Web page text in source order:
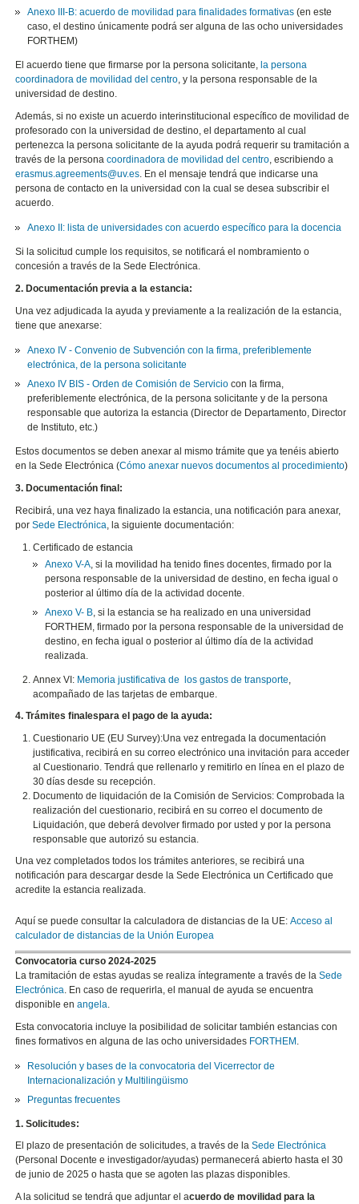
Anexo III-B: acuerdo de movilidad para finalidades formativas (en este
caso, el destino únicamente podrá ser alguna de las ocho universidades
FORTHEM)
El acuerdo tiene que firmarse por la persona solicitante, la persona
coordinadora de movilidad del centro, y la persona responsable de la
universidad de destino.
Además, si no existe un acuerdo interinstitucional específico de movilidad de
profesorado con la universidad de destino, el departamento al cual
pertenezca la persona solicitante de la ayuda podrá requerir su tramitación a
través de la personacoordinadora de movilidad del centro, escribiendo a
erasmus.agreements@uv.es. En el mensaje tendrá que indicarse una
persona de contacto en la universidad con la cual se desea subscribir el
acuerdo.
Anexo II: lista de universidades con acuerdo específico para la docencia
Si la solicitud cumple los requisitos, se notificará el nombramiento o
concesión a través de la Sede Electrónica.
2. Documentación previa a la estancia:
Una vez adjudicada la ayuda y previamente a la realización de la estancia,
tiene que anexarse:
Anexo IV - Convenio de Subvención con la firma, preferiblemente
electrónica, de la persona solicitante
Anexo IV BIS - Orden de Comisión de Servicio con la firma,
preferiblemente electrónica, de la persona solicitante y de la persona
responsable que autoriza la estancia(Director de Departamento, Director
de Instituto, etc.)
Estos documentos se deben anexar al mismo trámite que ya tenéis abierto
en la Sede Electrónica (Cómo anexar nuevos documentos al procedimiento)
3. Documentación final:
Recibirá, una vez haya finalizado la estancia, una notificación para anexar,
porSede Electrónica, la siguiente documentación:
Certificado de estancia
Anexo V-A , si la movilidad ha tenido fines docentes, firmado por la
persona responsable de la universidad de destino, en fecha igual o
posterior al último día de la actividad docente.
Anexo V- B , si la estancia se ha realizado en una universidad
FORTHEM, firmado por la persona responsable de la universidad de
destino, en fecha igual o posterior al último día de la actividad
realizada.
Annex VI: Memoria justificativa de los gastos de transporte
acompañado de las tarjetas de embarque.
4.Trámites finalespara el pago de la ayuda:
Cuestionario UE (EU Survey):Una vez entregada la documentación
justificativa, recibirá en su correo electrónico una invitación para acceder
al Cuestionario. Tendrá que rellenarlo y remitirlo en línea en el plazo de
30 días desde su recepción.
Documento de liquidación de la Comisión de Servicios: Comprobada la
realización del cuestionario, recibirá en su correo el documento de
Liquidación, que deberá devolver firmado por usted y por la persona
responsable que autorizó su estancia.
Una vez completados todos los trámites anteriores, se recibirá una
notificación para descargar desde la Sede Electrónica un Certificado que
acredite la estancia realizada.
Aquí se puede consultar la calculadora de distancias de la UE:Acceso al
calculador de distancias de la Unión Europea
Convocatoria curso 2024-2025
La tramitación de estas ayudas se realiza íntegramente a través de laSede
Electrónica . En caso de requerirla, el manual de ayuda se encuentra
disponible enangela
Esta convocatoria incluye la posibilidad de solicitar también estancias con
fines formativos en alguna de las ocho universidades FORTHEM
Resolución y bases de la convocatoria del Vicerrector de
Internacionalización y Multilingüismo
Preguntas frecuentes
1. Solicitudes:
El plazo de presentación de solicitudes, a través de laSede Electrónica
(Personal Docente e investigador/ayudas) permanecerá abierto hasta el 30
de junio de 2025 o hasta que se agoten las plazas disponibles.
A la solicitud se tendrá que adjuntar el acuerdo de movilidad para la